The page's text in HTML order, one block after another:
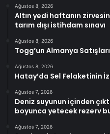
Ağustos 8, 2026
Altın yedi haftanın
tarım dışı istihdam sınavı
Ağustos 8, 2026
Togg’un Almanya
Ağustos 8, 2026
Hatay’da Sel Felaketinin
Ağustos 7, 2026
Deniz suyunun içinden
boyunca yetecek rezerv
Ağustos 7, 2026